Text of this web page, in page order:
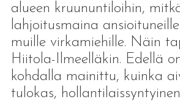
alueen kruununtiloihin,
lahjoitusmaina
muille virkamiehille. Näin
Hiitola-Ilmeelläkin. Edellä
kohdalla mainittu, kuinka
tulokas, hollantilaissyntyinen